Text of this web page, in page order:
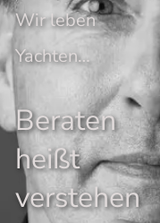
Wir leben
Yachten…
Beraten
heißt
verstehen